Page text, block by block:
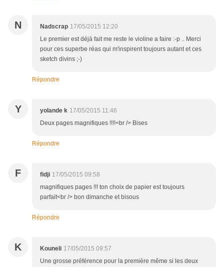
N Nadscrap 17/05/2015 12:20
Le premier est déjà fait me reste le violine a faire :-p .. Merci
pour ces superbe réas qui m'inspirent toujours autant et ces
sketch divins ;-)
Répondre
Y yolande k 17/05/2015 11:46
Deux pages magnifiques !!!!<br /> Bises
Répondre
F fidji 17/05/2015 09:58
magnifiques pages !!! ton choix de papier est toujours
parfait<br /> bon dimanche et bisous
Répondre
K Kouneli 17/05/2015 09:57
Une grosse préférence pour la première même si les deux